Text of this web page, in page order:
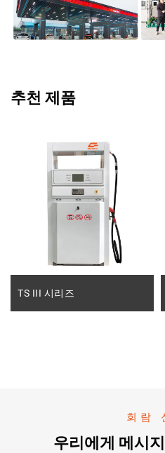
추천 제품
TS III 시리즈
회람
우리에게 메시